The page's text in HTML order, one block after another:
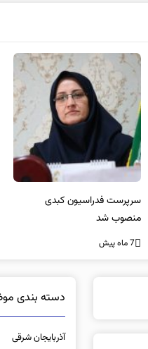
سرپرست فدراسیون کبدی
منصوب شد
7 ماه پیش
دسته بندی
آذربایجان شرقی